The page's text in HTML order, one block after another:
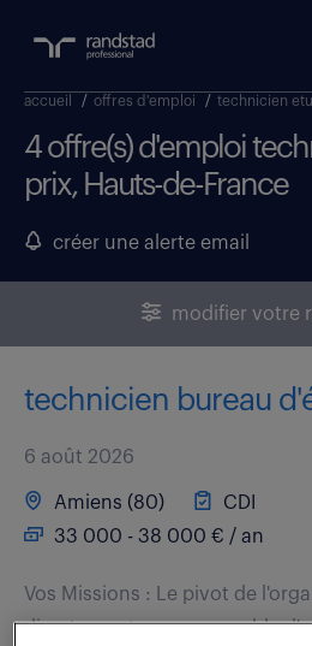
accueil / offres d'emploi / technicien
4 offre(s) d'emploi
prix, Hauts-de-France
créer une alerte email
modifier votre
technicien bureau
6 août 2026
Amiens (80)
CDI
33 000 - 38 000 € / an
Vos Missions : Le pivot de
directement au responsable